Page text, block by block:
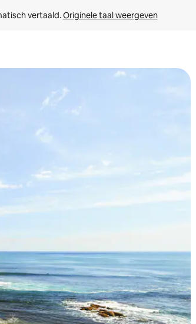
vertaald. Originele taal weergeven
omhoog en omlaag, óf door te tikken of swipen.